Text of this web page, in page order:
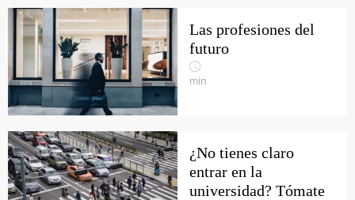
Las profesiones del
futuro
min
¿No tienes claro
entrar en la
universidad? Tómate